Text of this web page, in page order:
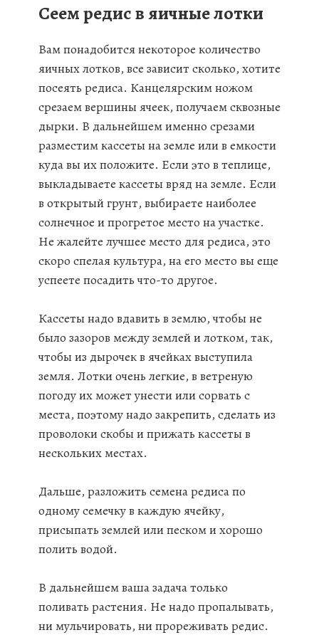
Сеем редис в яичные лотки
Вам понадобится некоторое количество
яичных лотков, все зависит сколько, хотите
посеять редиса. Канцелярским ножом
срезаем вершины ячеек, получаем сквозные
дырки. В дальнейшем именно срезами
разместим кассеты на земле или в емкости
куда вы их положите. Если это в теплице,
выкладываете кассеты вряд на земле. Если
в открытый грунт, выбираете наиболее
солнечное и прогретое место на участке.
Не жалейте лучшее место для редиса, это
скоро спелая культура, на его место вы еще
успеете посадить что-то другое.
Кассеты надо вдавить в землю, чтобы не
было зазоров между землей и лотком, так,
чтобы из дырочек в ячейках выступила
земля. Лотки очень легкие, в ветреную
погоду их может унести или сорвать с
места, поэтому надо закрепить, сделать из
проволоки скобы и прижать кассеты в
нескольких местах.
Дальше, разложить семена редиса по
одному семечку в каждую ячейку,
присыпать землей или песком и хорошо
полить водой.
В дальнейшем ваша задача только
поливать растения. Не надо пропалывать,
ни мульчировать, ни прореживать редис.